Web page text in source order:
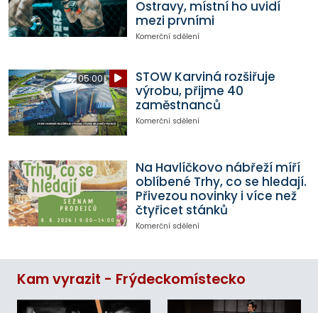
Ostravy, místní ho uvidí
mezi prvními
Komerční sdělení
05:00
STOW Karviná rozšiřuje
výrobu, přijme 40
zaměstnanců
Komerční sdělení
Na Havlíčkovo nábřeží míří
oblíbené Trhy, co se hledají.
Přivezou novinky i více než
čtyřicet stánků
Komerční sdělení
Kam vyrazit - Frýdeckomístecko